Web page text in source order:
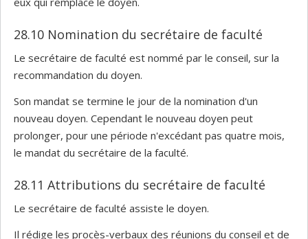
28.10 Nomination du secrétaire de faculté
Le secrétaire de faculté est nommé par le conseil, sur la
recommandation du doyen.
Son mandat se termine le jour de la nomination d'un
nouveau doyen. Cependant le nouveau doyen peut
prolonger, pour une période n'excédant pas quatre mois,
le mandat du secrétaire de la faculté.
28.11 Attributions du secrétaire de faculté
Le secrétaire de faculté assiste le doyen.
Il rédige les procès-verbaux des réunions du conseil et de